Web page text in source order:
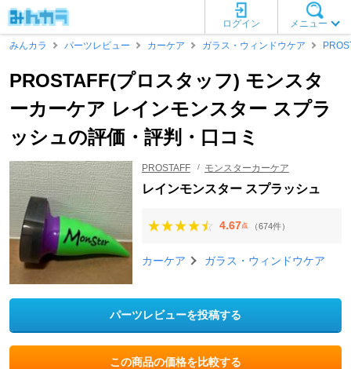
メニュー
ログイン
みんカラ
パーツレビュー カーケア ガラス・ウィンドウケア
PROSTAFF(プロスタッフ) モンスタ
ーカーケア レインモンスター スプラ
ッシュの評価・評判・口コミ
PROSTAFF モンスターカーケア
レインモンスター スプラッシュ
4.67点 （674件）
カーケア ガラス・ウィンドウケア
パーツレビューを投稿する
この商品の価格を比較する